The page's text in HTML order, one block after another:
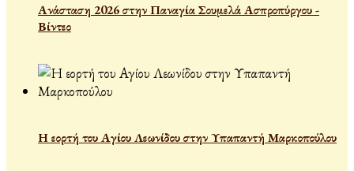
Ανάσταση 2026 στην Παναγία Σουμελά Ασπροπύργου -
Βίντεο
Η εορτή του Αγίου Λεωνίδου στην Υπαπαντή Μαρκοπούλου